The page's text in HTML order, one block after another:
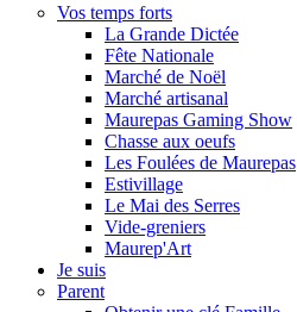
Vos temps forts
La Grande Dictée
Fête Nationale
Marché de Noël
Marché artisanal
Maurepas Gaming Show
Chasse aux oeufs
Les Foulées de Maurepas
Estivillage
Le Mai des Serres
Vide-greniers
Maurep'Art
Je suis
Parent